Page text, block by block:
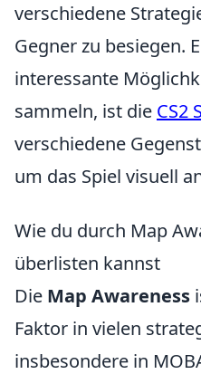
verschiedene
Gegner zu besiegen.
interessante
sammeln, ist die CS2
verschiedene
um das Spiel visuell
Wie du durch Map
überlisten kannst
Die Map Awareness
Faktor in vielen
insbesondere in